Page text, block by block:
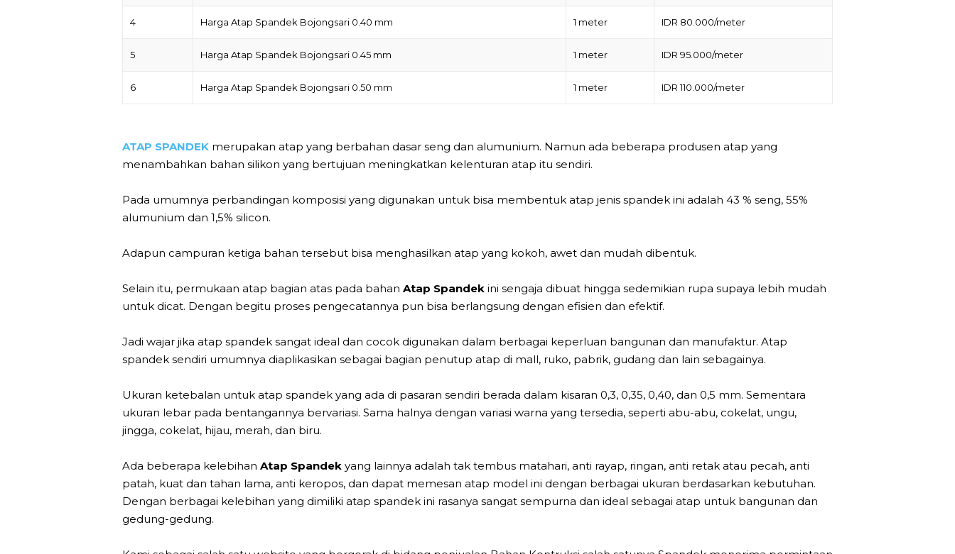
4 Harga Atap Spandek Bojongsari 0.40 mm 1 meter IDR 80.000/meter
5 Harga Atap Spandek Bojongsari 0.45 mm 1 meter IDR 95.000/meter
6 Harga Atap Spandek Bojongsari 0.50 mm 1 meter IDR 110.000/meter
ATAP SPANDEK merupakan atap yang berbahan dasar seng dan alumunium. Namun ada beberapa produsen atap yang
menambahkan bahan silikon yang bertujuan meningkatkan kelenturan atap itu sendiri.
Pada umumnya perbandingan komposisi yang digunakan untuk bisa membentuk atap jenis spandek ini adalah 43 % seng, 55%
alumunium dan 1,5% silicon.
Adapun campuran ketiga bahan tersebut bisa menghasilkan atap yang kokoh, awet dan mudah dibentuk.
Selain itu, permukaan atap bagian atas pada bahan Atap Spandek ini sengaja dibuat hingga sedemikian rupa supaya lebih mudah
untuk dicat. Dengan begitu proses pengecatannya pun bisa berlangsung dengan efisien dan efektif.
Jadi wajar jika atap spandek sangat ideal dan cocok digunakan dalam berbagai keperluan bangunan dan manufaktur. Atap
spandek sendiri umumnya diaplikasikan sebagai bagian penutup atap di mall, ruko, pabrik, gudang dan lain sebagainya.
Ukuran ketebalan untuk atap spandek yang ada di pasaran sendiri berada dalam kisaran 0,3, 0,35, 0,40, dan 0,5 mm. Sementara
ukuran lebar pada bentangannya bervariasi. Sama halnya dengan variasi warna yang tersedia, seperti abu-abu, cokelat, ungu,
jingga, cokelat, hijau, merah, dan biru.
Ada beberapa kelebihan Atap Spandek yang lainnya adalah tak tembus matahari, anti rayap, ringan, anti retak atau pecah, anti
patah, kuat dan tahan lama, anti keropos, dan dapat memesan atap model ini dengan berbagai ukuran berdasarkan kebutuhan.
Dengan berbagai kelebihan yang dimiliki atap spandek ini rasanya sangat sempurna dan ideal sebagai atap untuk bangunan dan
gedung-gedung.